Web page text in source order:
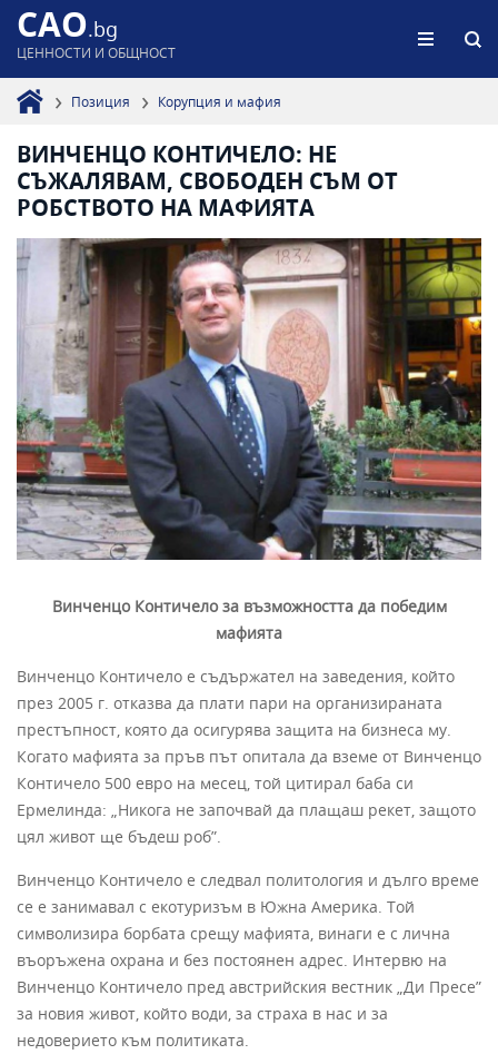
CAO.bg
ЦЕННОСТИ И ОБЩНОСТ
Позиция Корупция и мафия
ВИНЧЕНЦО КОНТИЧЕЛО: НЕ
СЪЖАЛЯВАМ, СВОБОДЕН СЪМ ОТ
РОБСТВОТО НА МАФИЯТА
Винченцо Контичело за възможността да победим
мафията
Винченцо Контичело е съдържател на заведения, който
през 2005 г. отказва да плати пари на организираната
престъпност, която да осигурява защита на бизнеса му.
Когато мафията за пръв път опитала да вземе от Винченцо
Контичело 500 евро на месец, той цитирал баба си
Ермелинда: „Никога не започвай да плащаш рекет, защото
цял живот ще бъдеш роб”.
Винченцо Контичело е следвал политология и дълго време
се е занимавал с екотуризъм в Южна Америка. Той
символизира борбата срещу мафията, винаги е с лична
въоръжена охрана и без постоянен адрес. Интервю на
Винченцо Контичело пред австрийския вестник „Ди Пресе”
за новия живот, който води, за страха в нас и за
недоверието към политиката.